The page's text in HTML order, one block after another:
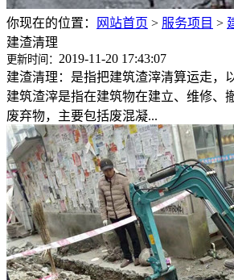
你现在的位置： 网站首页 > 服务项目 >
建渣清理
更新时间： 2019-11-20 17:43:07
建渣清理：是指把建筑渣滓清算运走，
建筑渣滓是指在建筑物在建立、维修、
废弃物，主要包括废混凝...